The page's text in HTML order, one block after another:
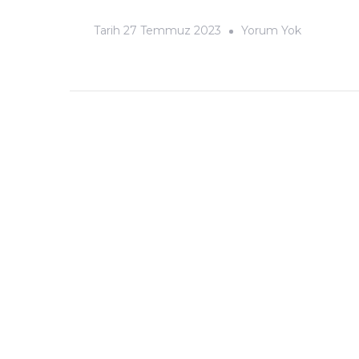
Tarih 27 Temmuz 2023 Yorum YokSinekkuşu